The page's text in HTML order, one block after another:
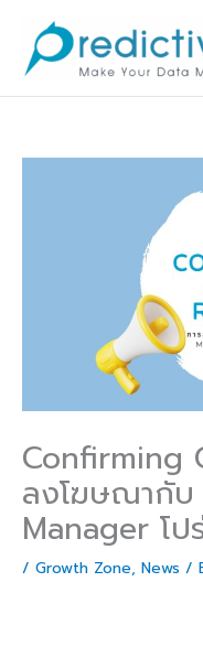
content
Confirming
ลงโฆษณากับ
Manager โป
/ Growth Zone, News /